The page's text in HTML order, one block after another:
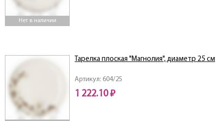
Нет в наличии
Артикул: 604/25
Тарелка плоская "Магнолия", диаметр 25 см
1 222.10 ₽